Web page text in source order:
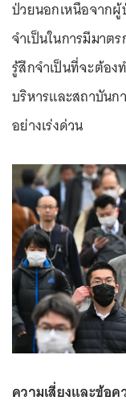
ป่วยนอกเหนือจาก
จำเป็นในการมีมาต
รู้สึกจำเป็นที่จะต้อง
บริหารและสถาบัน
อย่างเร่งด่วน
ความเสี่ยงและข้อค